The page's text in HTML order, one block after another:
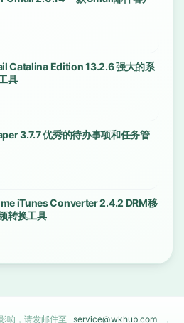
Catalina Edition 13.2.6 强大的系
具
3.7.7 优秀的待办事项和任务管
iTunes Converter 2.4.2 DRM移
转换工具
响，请发邮件至 service@wkhub.com ，